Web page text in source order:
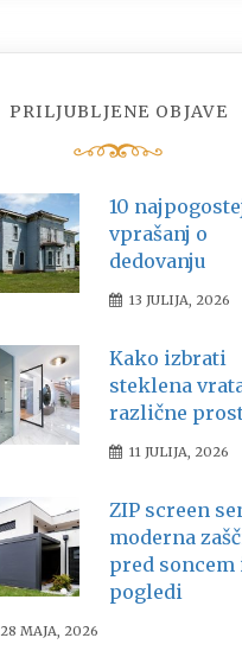
PRILJUBLJENE OBJAVE
10
vprašanj o
dedovanju
13 JULIJA, 2026
Kako izbrati
steklena
različne
11 JULIJA, 2026
ZIP screen
moderna
pred soncem
pogledi
28 MAJA, 2026